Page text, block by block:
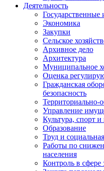
Деятельность
Экономика
Закупки
Сельское
Архивное дело
Архитектура
Муниципальное
Оценка
Гражданская
безопасность
Территориально-
Управление
Культура, спорт
Образование
Труд и
Работы по
населения
Контроль в сфере